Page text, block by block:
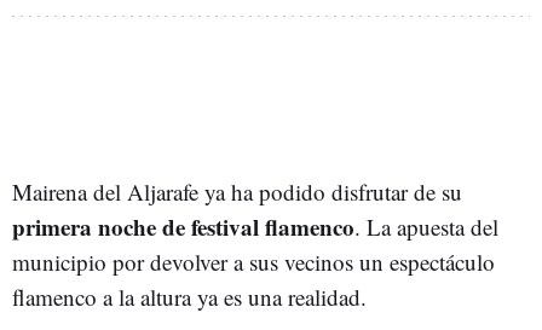
Mairena del Aljarafe ya ha podido disfrutar de su
primera noche de festival flamenco. La apuesta del
municipio por devolver a sus vecinos un espectáculo
flamenco a la altura ya es una realidad.